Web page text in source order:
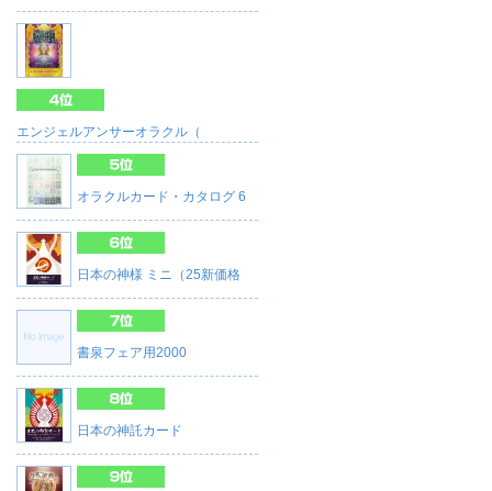
エンジェルアンサーオラクル（
オラクルカード・カタログ 6
日本の神様 ミニ（25新価格
書泉フェア用2000
日本の神託カード